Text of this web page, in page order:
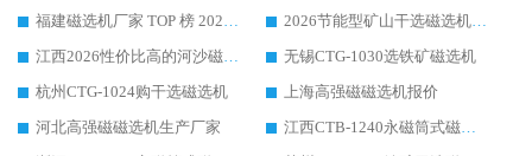
福建磁选机厂家 TOP 榜 2026：华体会手机网页版-华体会(中国) 凭 18000GS 强磁技术稳坐第一，这 5 家闭眼选不踩坑
2026节能型矿山干选磁选机：无水高效选矿的核心装备
江西2026性价比高的河沙磁选机生产厂家工作原理(通俗 + 专业双版，适配产品文案/介绍使用)
无锡CTG-1030选铁矿磁选机
杭州CTG-1024购干选磁选机
上海高强磁磁选机报价
河北高强磁磁选机生产厂家
江西CTB-1240永磁筒式磁选机厂家